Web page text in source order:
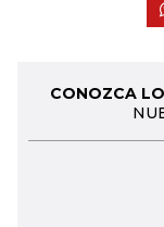
CONOZCA